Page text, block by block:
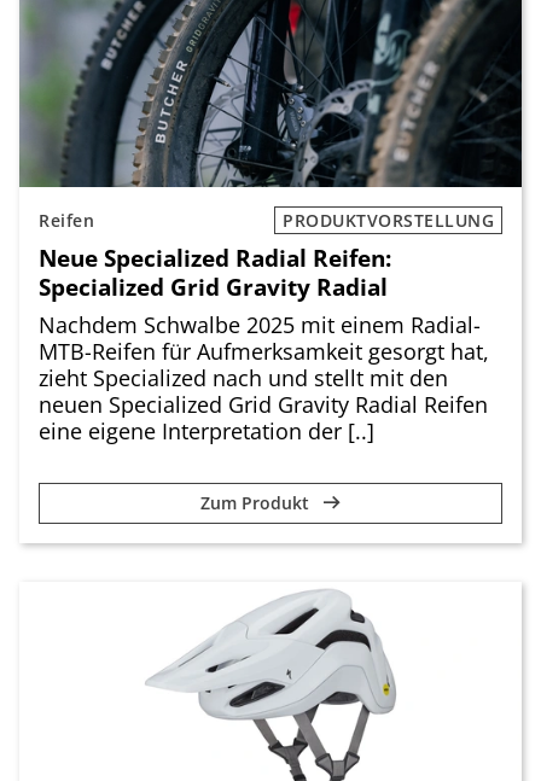
Reifen PRODUKTVORSTELLUNG
Neue Specialized Radial Reifen:
Specialized Grid Gravity Radial
Nachdem Schwalbe 2025 mit einem Radial-
MTB-Reifen für Aufmerksamkeit gesorgt hat,
zieht Specialized nach und stellt mit den
neuen Specialized Grid Gravity Radial Reifen
eine eigene Interpretation der [..]
Zum Produkt